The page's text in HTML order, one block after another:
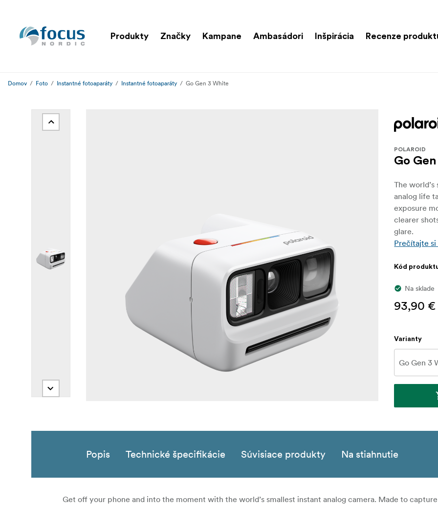
Produkty Značky Kampane Ambasádori Inšpirácia Recenze
Domov Foto Instantné fotoaparáty Instantné fotoaparáty Go Gen 3 White
POLAROID
Go
The
analog life
exposure
clearer
glare.
Prečítajte si
Kód
Na sklade
93,90 €
Varianty
Popis Technické špecifikácie Súvisiace produkty Na stiahnutie
Get off your phone and into the moment with the world’s smallest instant analog camera. Made to